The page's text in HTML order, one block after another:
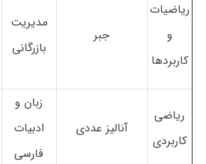
ریاضیات
و
کاربردها
جبر
مدیریت
بازرگانی
ریاضی
کاربردی
آنالیز عددی
زبان و
ادبیات
فارسی